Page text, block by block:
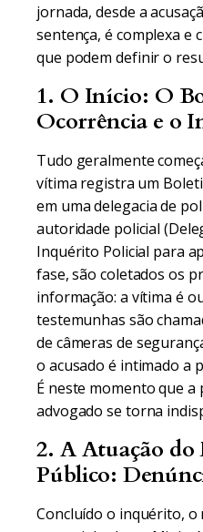
jornada, desde a
sentença, é complexa e
que podem definir o
1. O Início: O
Ocorrência e o
Tudo geralmente
vítima registra um
em uma delegacia de
autoridade policial
Inquérito Policial para
fase, são coletados os
informação: a vítima é
testemunhas são
de câmeras de
o acusado é intimado a
É neste momento que a
advogado se torna
2. A Atuação
Público:
Concluído o inquérito,